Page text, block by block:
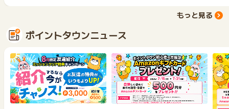
もっと見る
ポイントタウンニュース